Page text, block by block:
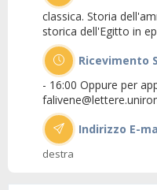
classica. Storia
storica dell'Egitto in
Ricevimento
- 16:00 Oppure per appuntamento, scrivendo a:
Indirizzo E-
destra